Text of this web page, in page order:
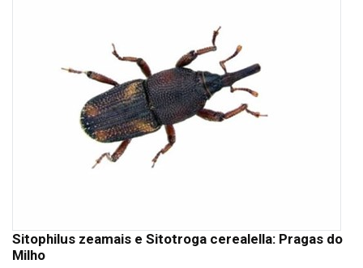
Sitophilus zeamais e Sitotroga cerealella: Pragas do
Milho